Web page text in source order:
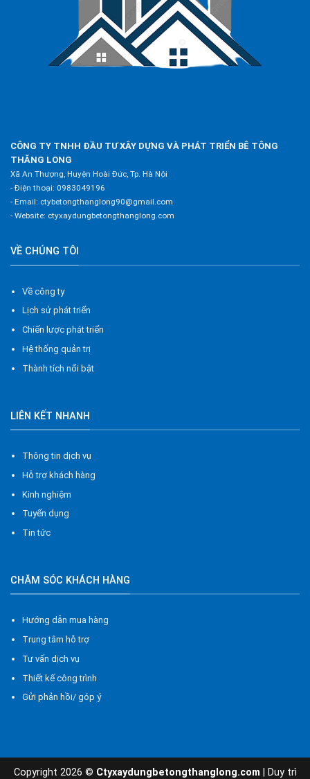
CÔNG TY TNHH ĐẦU TƯ XÂY DỰNG VÀ PHÁT TRIỂN BÊ TÔNG
THĂNG LONG
Xã An Thượng, Huyện Hoài Đức, Tp. Hà Nội
- Điện thoại: 0983049196
- Email: ctybetongthanglong90@gmail.com
- Website: ctyxaydungbetongthanglong.com
VỀ CHÚNG TÔI
Về công ty
Lịch sử phát triển
Chiến lược phát triển
Hệ thống quản trị
Thành tích nổi bật
LIÊN KẾT NHANH
Thông tin dịch vụ
Hỗ trợ khách hàng
Kinh nghiệm
Tuyển dụng
Tin tức
CHĂM SÓC KHÁCH HÀNG
Hướng dẫn mua hàng
Trung tâm hỗ trợ
Tư vấn dịch vụ
Thiết kế công trình
Gửi phản hồi/ góp ý
Copyright 2026 © Ctyxaydungbetongthanglong.com | Duy trì